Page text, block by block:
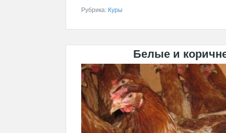
Рубрика: Куры
Белые и